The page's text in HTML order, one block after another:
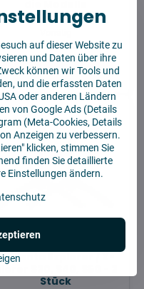
S140+
S20/S40/S45/S50
11,51 €
In den Korb!
S140+-
Eckbürste Tefal und
Explorer / X-
plorer S20, S40, S50 - 2
Stück
auf dieser Website zu
und Daten über ihre
können wir Tools und
und die erfassten Daten
oder anderen Ländern
von Google Ads (Details
(Meta-Cookies, Details
Anzeigen zu verbessern.
klicken, stimmen Sie
finden Sie detaillierte
Einstellungen ändern.